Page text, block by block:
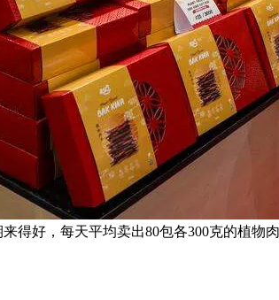
得好，每天平均卖出80包各300克的植物